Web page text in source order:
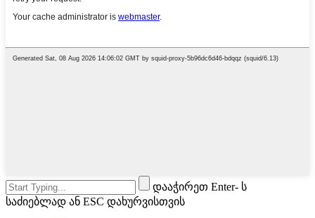
დააჭირეთ Enter- ს
საძიებლად ან ESC დახურვისთვის